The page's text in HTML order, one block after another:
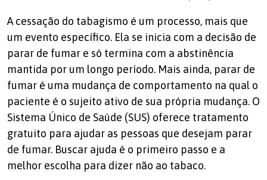
A cessação do tabagismo é um processo, mais que
um evento específico. Ela se inicia com a decisão de
parar de fumar e só termina com a abstinência
mantida por um longo período. Mais ainda, parar de
fumar é uma mudança de comportamento na qual o
paciente é o sujeito ativo de sua própria mudança. O
Sistema Único de Saúde (SUS) oferece tratamento
gratuito para ajudar as pessoas que desejam parar
de fumar. Buscar ajuda é o primeiro passo e a
melhor escolha para dizer não ao tabaco.